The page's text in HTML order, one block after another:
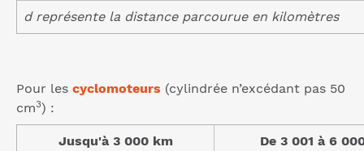
d représente la distance parcourue en kilomètres
Pour les cyclomoteurs (cylindrée n’excédant pas 50
cm3) :
Jusqu'à 3 000 km De 3 001 à 6